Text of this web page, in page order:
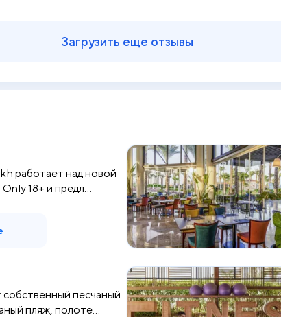
Загрузить еще отзывы
работает над новой
18+ и предл...
песчаный
пляж, полоте...